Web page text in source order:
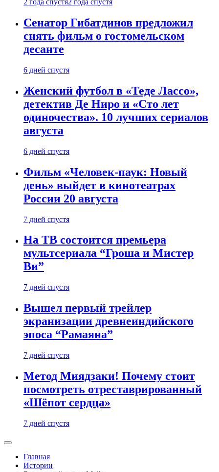
2 года спустя2 года спустя
Сенатор Гибатдинов предложил
снять фильм о гостомельском
десанте
6 дней спустя
Женский футбол в «Теде Лассо»,
детектив Де Ниро и «Сто лет
одиночества». 10 лучших сериалов
августа
6 дней спустя
Фильм «Человек-паук: Новый
день» выйдет в кинотеатрах
России 20 августа
7 дней спустя
На ТВ состоится премьера
мультсериала “Гроша и Мистер
Ви”
7 дней спустя
Вышел первый трейлер
экранизации древнеиндийского
эпоса “Рамаяна”
7 дней спустя
Метод Миядзаки! Почему стоит
посмотреть отреставрированный
«Шёпот сердца»
7 дней спустя
Главная
Истории